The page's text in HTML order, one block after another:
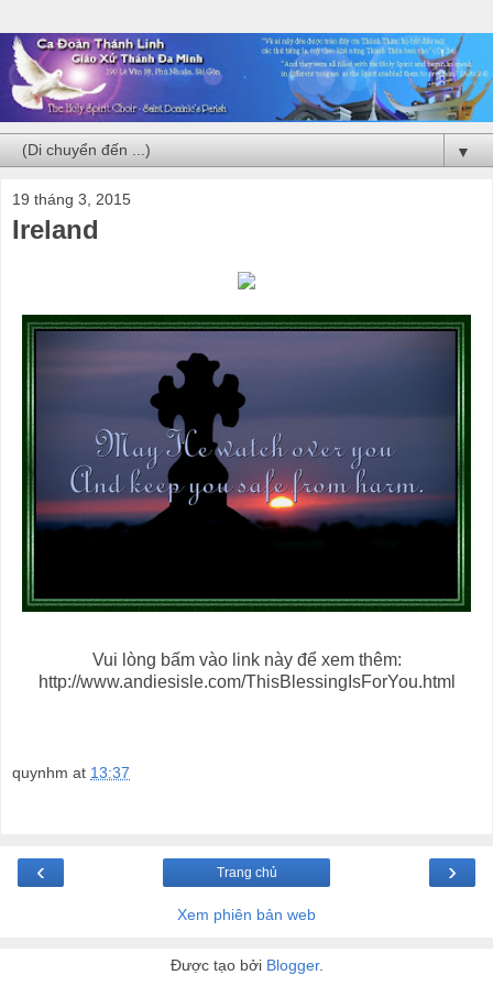
▼
19 tháng 3, 2015
Ireland
Vui lòng bấm vào link này để xem thêm:
http://www.andiesisle.com/ThisBlessingIsForYou.html
quynhm at 13:37
‹ ›
Trang chủ
Xem phiên bản web
Được tạo bởi Blogger.